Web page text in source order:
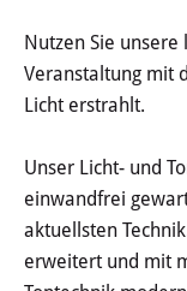
Nutzen Sie
Veranstaltung mit
Licht erstrahlt.
Unser Licht- und
einwandfrei
aktuellsten
erweitert und mit
Ehrungen
Sitzungsinfo
Gremien